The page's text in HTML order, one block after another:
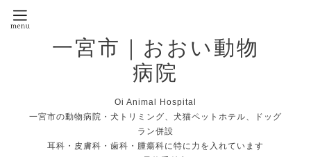
一宮市｜おおい動物
病院
Oi Animal Hospital
一宮市の動物病院・犬トリミング、犬猫ペットホテル、ドッグ
ラン併設
耳科・皮膚科・歯科・腫瘍科に特に力を入れています